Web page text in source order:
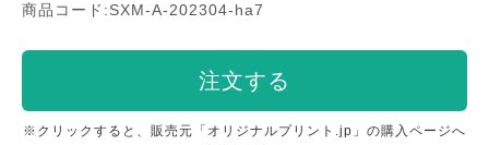
商品コード:SXM-A-202304-ha7
注文する
※クリックすると、販売元「オリジナルプリント.jp」の購入ページへ